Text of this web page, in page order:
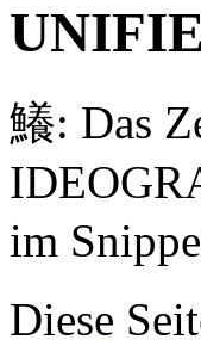
鱶: Das
im
Diese